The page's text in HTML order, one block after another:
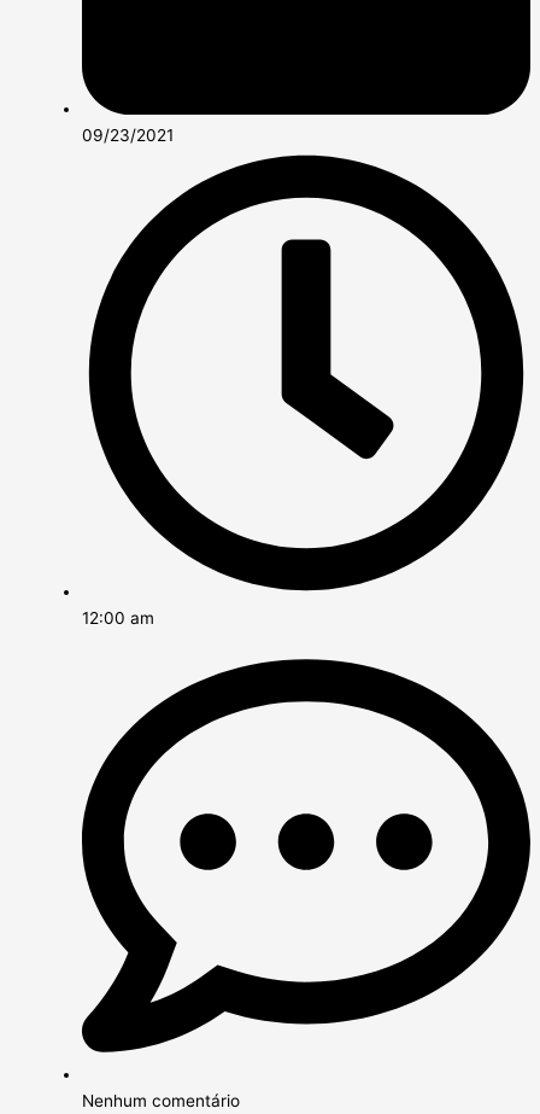
09/23/2021
12:00 am
Nenhum comentário